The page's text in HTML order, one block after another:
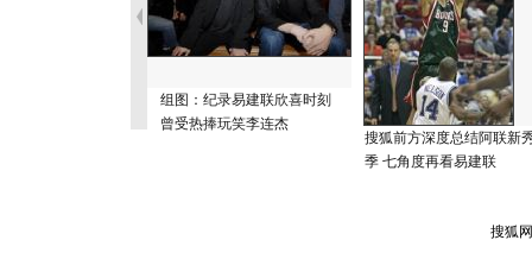
组图：纪录易建联欣喜时刻
曾受热捧玩笑李连杰
搜狐前方深度总结阿联新
季 七角度再看易建联